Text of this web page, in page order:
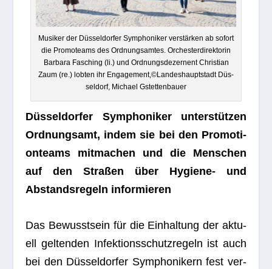
Musi­ker der Düs­sel­dor­fer Sym­pho­ni­ker ver­stär­ken ab sofort
die Pro­mo­teams des Ord­nungs­am­tes. Orches­ter­di­rek­to­rin
Bar­bara Fasching (li.) und Ord­nungs­de­zer­nent Chris­tian
Zaum (re.) lob­ten ihr Engagement,©Landeshauptstadt Düs­
sel­dorf, Michael Gstettenbauer
Düs­sel­dor­fer Sym­pho­ni­ker unter­stüt­zen
Ord­nungs­amt, indem sie bei den Pro­mo­ti­
onteams mit­ma­chen und die Men­schen
auf den Stra­ßen über Hygiene- und
Abstands­re­geln informieren
Das Bewusst­sein für die Ein­hal­tung der aktu­
ell gel­ten­den Infek­ti­ons­schutz­re­geln ist auch
bei den Düs­sel­dor­fer Sym­pho­ni­kern fest ver­